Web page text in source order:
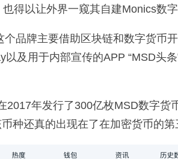
得以让外界一窥其自建Monics数字
品牌主要借助区块链和数字货币
及用于内部宣传的APP “MSD头
2017年发行了300亿枚MSD数字货
种还真的出现在了在加密货币的第